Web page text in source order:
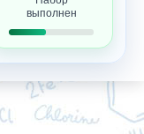
выполнен